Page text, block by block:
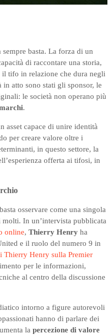
basta. La forza di un
di raccontare una storia,
tifo in relazione che dura negli
in atto sono stati gli sponsor, le
le società non operano più
.
asset capace di unire identità
per creare valore oltre i
in questo settore, la
offerta ai tifosi, in
osservare come una singola
molti. In un’intervista pubblicata
online, Thierry Henryha
e il ruolo del numero 9 in
Thierry Henry sulla Premier
per le informazioni,
al centro della discussione
intorno a figure autorevoli
hanno di parlare dei
la percezione di valore